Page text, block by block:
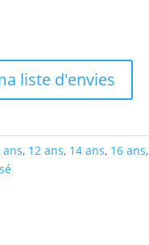
liste d'envies
ans, 12 ans, 14 ans, 16 ans,